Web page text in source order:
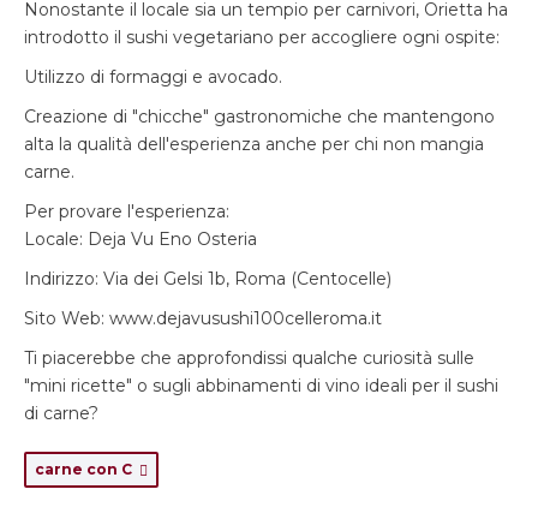
Nonostante il locale sia un tempio per carnivori, Orietta ha
introdotto il sushi vegetariano per accogliere ogni ospite:
Utilizzo di formaggi e avocado.
Creazione di "chicche" gastronomiche che mantengono
alta la qualità dell'esperienza anche per chi non mangia
carne.
Per provare l'esperienza:
Locale: Deja Vu Eno Osteria
Indirizzo: Via dei Gelsi 1b, Roma (Centocelle)
Sito Web: www.dejavusushi100celleroma.it
Ti piacerebbe che approfondissi qualche curiosità sulle
"mini ricette" o sugli abbinamenti di vino ideali per il sushi
di carne?
carne con C